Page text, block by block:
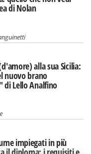
di Nolan
alla sua Sicilia:
nuovo brano
di Lello Analfino
impiegati in più